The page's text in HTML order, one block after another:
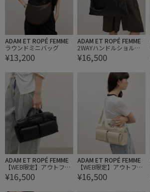
ADAM ET ROPÉ FEMME
ラウンドミニバッグ
¥13,200
ADAM ET ROPÉ FEMME
2WAYハンドルショルダ
ーバッグ
¥16,500
ADAM ET ROPÉ FEMME
【WEB限定】アウトフラ
ップポケットショルダー
バッグ
¥16,500
ADAM ET ROPÉ FEMME
【WEB限定】アウトフラ
ップポケットショルダー
バッグ
¥16,500